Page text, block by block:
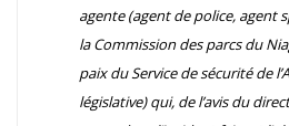
agente (agent de police, agent
la Commission des parcs du
paix du Service de sécurité de
législative) qui, de l’avis du